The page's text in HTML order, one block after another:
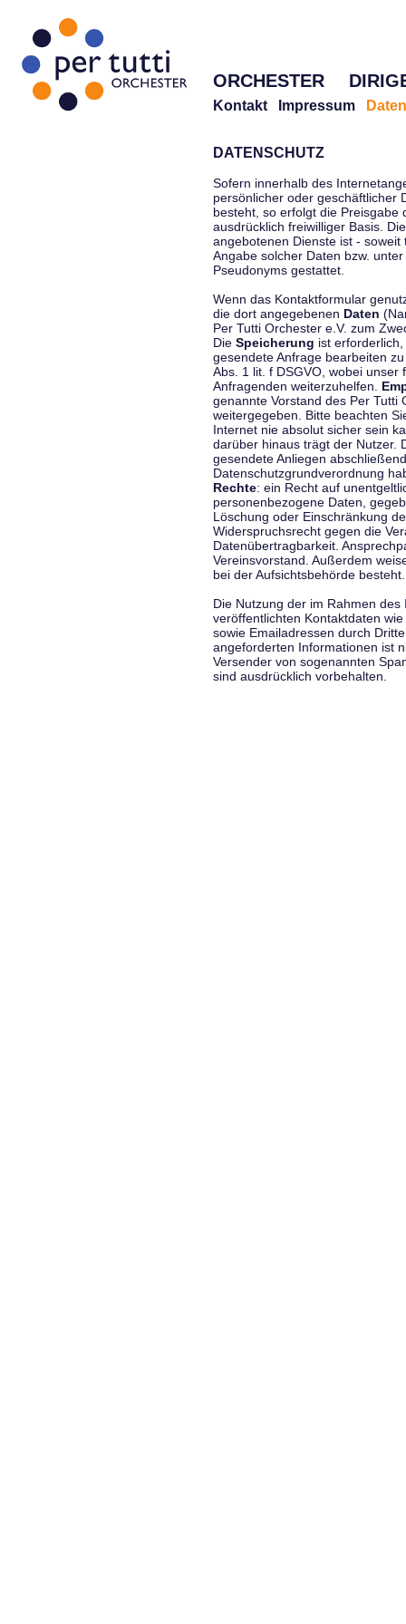
ORCHESTER
Kontakt Impressum
DATENSCHUTZ
Sofern innerhalb des
persönlicher oder geschäftlicher
besteht, so erfolgt die Preisgabe
ausdrücklich freiwilliger Basis.
angebotenen Dienste ist -
Angabe solcher Daten bzw.
Pseudonyms gestattet.
Wenn das Kontaktformular
die dort angegebenen Daten
Per Tutti Orchester e.V. zum
Die Speicherung ist
gesendete Anfrage bearbeiten
Abs. 1 lit. f DSGVO, wobei
Anfragenden weiterzuhelfen.
genannte Vorstand des Per Tutti
weitergegeben. Bitte beachten
Internet nie absolut sicher sein
darüber hinaus trägt der Nutzer.
gesendete Anliegen
Datenschutzgrundverordnung
Rechte: ein Recht auf
personenbezogene Daten,
Löschung oder Einschränkung
Widerspruchsrecht gegen die
Datenübertragbarkeit.
Vereinsvorstand. Außerdem
bei der Aufsichtsbehörde besteht.
Die Nutzung der im Rahmen
veröffentlichten Kontaktdaten
sowie Emailadressen durch
angeforderten Informationen ist
Versender von sogenannten
sind ausdrücklich vorbehalten.